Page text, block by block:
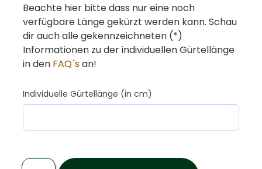
Beachte hier bitte dass nur eine noch
verfügbare Länge gekürzt werden kann. Schau
dir auch alle gekennzeichneten (*)
Informationen zu der individuellen Gürtellänge
in den FAQ´san!
Individuelle Gürtellänge (in cm)